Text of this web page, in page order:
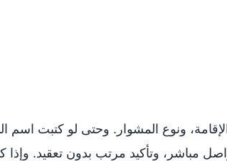
ونوع المشوار. وحتى لو كتبت اسم
مباشر، وتأكيد مرتب بدون تعقيد. وإذا